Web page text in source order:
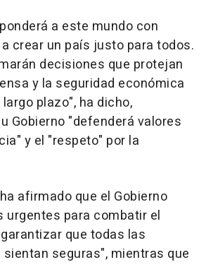
a este mundo con
crear un país justo para todos.
decisiones que protejan
y la seguridad económica
plazo", ha dicho,
Gobierno "defenderá valores
y el "respeto" por la
afirmado que el Gobierno
urgentes para combatir el
que todas las
seguras", mientras que